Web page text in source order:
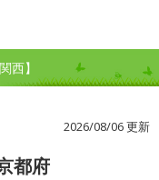
西】
2026/08/06 更新
都府